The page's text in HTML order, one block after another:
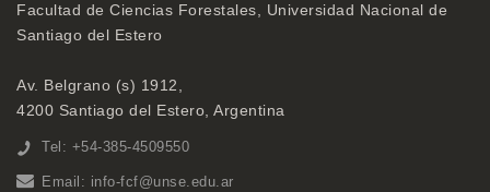
Facultad de Ciencias Forestales, Universidad Nacional de
Santiago del Estero
Av. Belgrano (s) 1912,
4200 Santiago del Estero, Argentina
Tel: +54-385-4509550
Email: info-fcf@unse.edu.ar